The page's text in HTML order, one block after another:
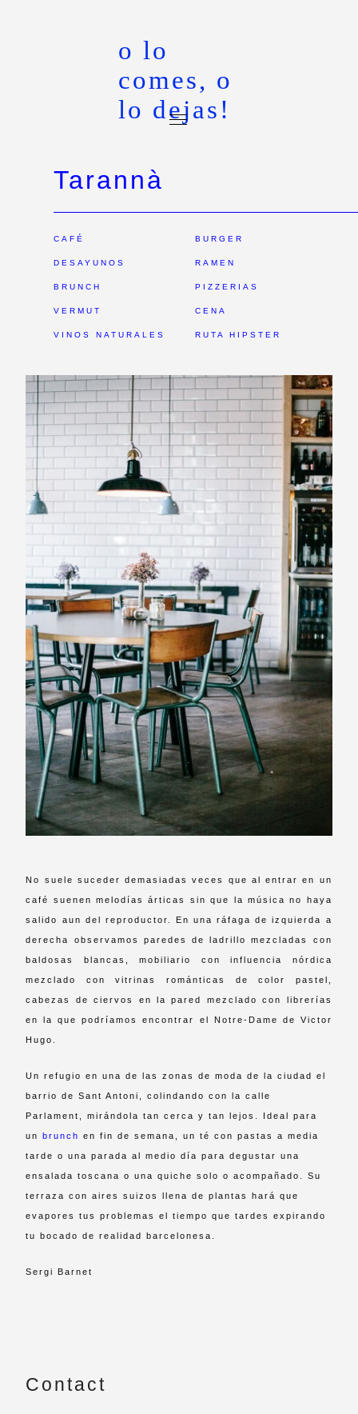
o lo
comes, o
lo dejas!
Tarannà
CAFÉ
DESAYUNOS
BRUNCH
VERMUT
VINOS NATURALES
BURGER
RAMEN
PIZZERIAS
CENA
RUTA HIPSTER
No suele suceder demasiadas veces que al entrar en un
café suenen melodías árticas sin que la música no haya
salido aun del reproductor. En una ráfaga de izquierda a
derecha observamos paredes de ladrillo mezcladas con
baldosas blancas, mobiliario con influencia nórdica
mezclado con vitrinas románticas de color pastel,
cabezas de ciervos en la pared mezclado con librerías
en la que podríamos encontrar el Notre-Dame de Victor
Hugo.
Un refugio en una de las zonas de moda de la ciudad el
barrio de Sant Antoni, colindando con la calle
Parlament, mirándola tan cerca y tan lejos. Ideal para
unbrunch en fin de semana, un té con pastas a media
tarde o una parada al medio día para degustar una
ensalada toscana o una quiche solo o acompañado. Su
terraza con aires suizos llena de plantas hará que
evapores tus problemas el tiempo que tardes expirando
tu bocado de realidad barcelonesa.
Sergi Barnet
Contact